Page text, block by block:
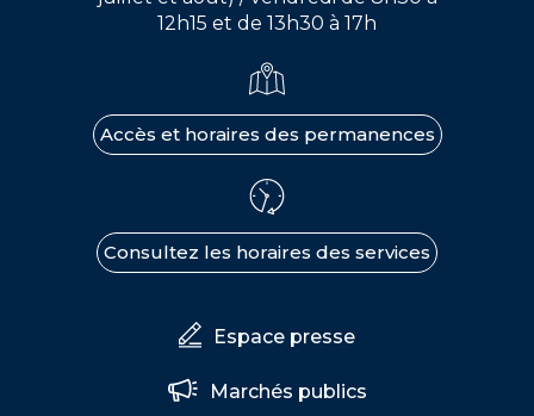
12h15 et de 13h30 à 17h
Accès et horaires des permanences
Consultez les horaires des services
Espace presse
Marchés publics